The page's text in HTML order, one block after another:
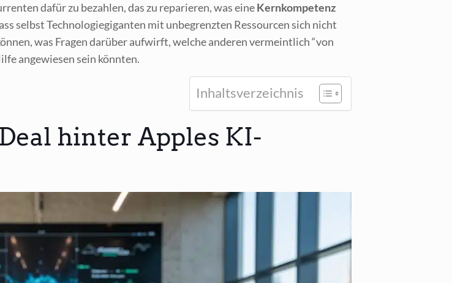
dafür zu bezah­len, das zu repa­rie­ren, was eineKern­kom­pe­tenz
selbst Tech­no­lo­gie­gi­gan­ten mit unbe­grenz­ten Res­sour­cen sich nicht
was Fra­gen dar­über auf­wirft, wel­che ande­ren ver­meint­lich “von
ange­wie­sen sein könnten.
Inhalts­ver­zeich­nis
hinter Apples KI-